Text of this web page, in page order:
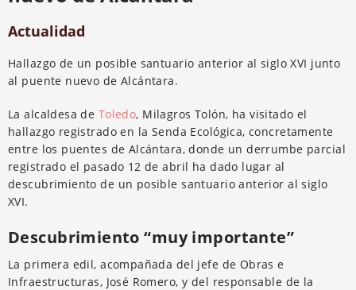
Actualidad
Hallazgo de un posible santuario anterior al siglo XVI junto
al puente nuevo de Alcántara.
La alcaldesa de Toledo, Milagros Tolón, ha visitado el
hallazgo registrado en la Senda Ecológica, concretamente
entre los puentes de Alcántara, donde un derrumbe parcial
registrado el pasado 12 de abril ha dado lugar al
descubrimiento de un posible santuario anterior al siglo
XVI.
Descubrimiento “muy importante”
La primera edil, acompañada del jefe de Obras e
Infraestructuras, José Romero, y del responsable de la